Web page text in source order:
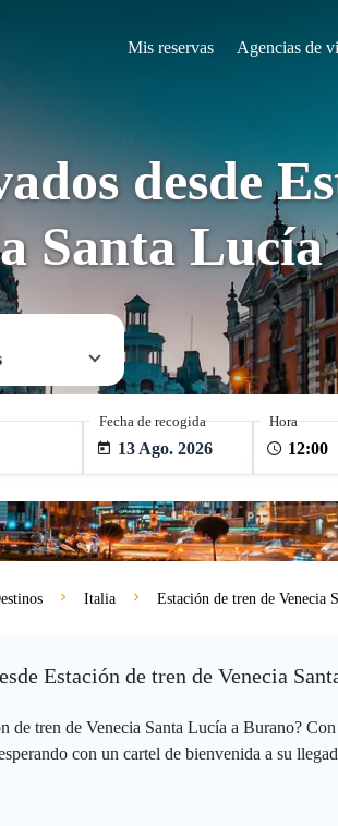
Mis reservas Agencias de
desde
Santa
Fecha de recogida
13 Ago. 2026
Hora
Italia Estación de tren de Venecia
Estación de tren de Venecia
de tren de Venecia Santa Lucía a Burano?
con un cartel de bienvenida a su